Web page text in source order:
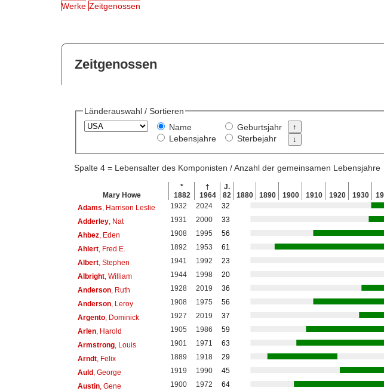
Werke Zeitgenossen
Zeitgenossen
Länderauswahl / Sortieren
Name
Lebensjahre
Geburtsjahr
Sterbejahr
Spalte 4 = Lebensalter des Komponisten / Anzahl der gemeinsamen Lebensjahre
Mary Howe
*
1882
†
1964
J.
82
1880 1890 1900 1910 1920 1930
Adams , Harrison Leslie 1932 2024
32
Adderley, Nat 1931 2000
33
Ahbez, Eden 1908 1995
56
Ahlert, Fred E. 1892 1953
61
Albert, Stephen 1941 1992
23
Albright, William 1944 1998
20
Anderson, Ruth 1928 2019
36
Anderson, Leroy 1908 1975
56
Argento, Dominick 1927 2019
37
Arlen, Harold 1905 1986
59
Armstrong, Louis 1901 1971
63
Arndt, Felix 1889 1918
29
Auld, George 1919 1990
45
Austin, Gene 1900 1972
64